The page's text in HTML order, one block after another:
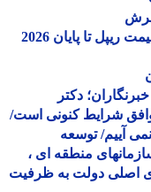
پیش بینی هوش مصنوعی ایلان ماسک: قیمت ریپل تا پایان 2026
دکتر
شرایط کنونی است/
توسعه
منطقه ای ،
اصلی دولت به ظرفیت